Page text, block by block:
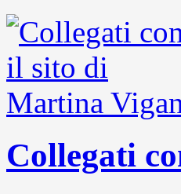
Collegati